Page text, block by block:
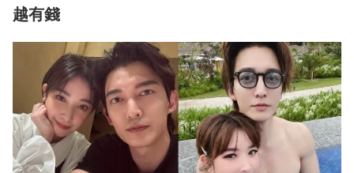
越有錢